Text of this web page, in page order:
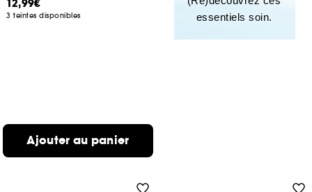
12,99€
3 teintes disponibles
Ajouter au panier
essentiels soin.